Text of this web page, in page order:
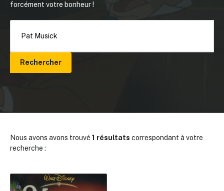
forcément votre bonheur !
Rechercher
Nous avons avons trouvé 1 résultats correspondant à votre
recherche :